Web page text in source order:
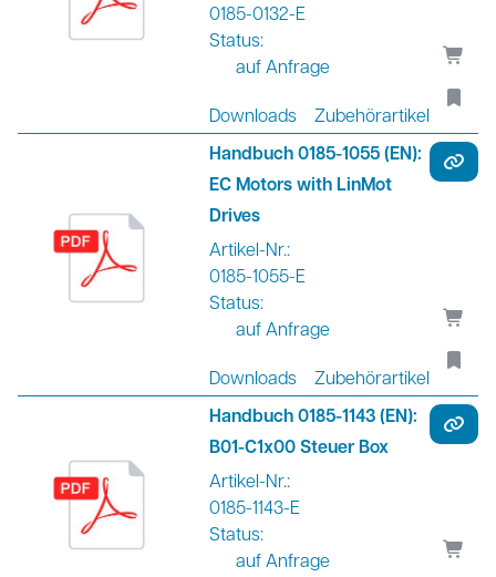
0185-0132-E
Status:
auf Anfrage
Downloads Zubehörartikel
Handbuch 0185-1055 (EN):
EC Motors with LinMot
Drives
Artikel-Nr.:
0185-1055-E
Status:
auf Anfrage
Downloads Zubehörartikel
Handbuch 0185-1143 (EN):
B01-C1x00 Steuer Box
Artikel-Nr.:
0185-1143-E
Status:
auf Anfrage